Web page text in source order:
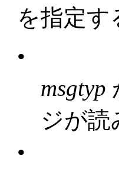
を指定す
•
msgtyp
ジが読
•